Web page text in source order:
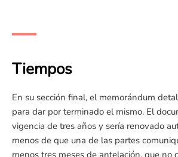
Tiempos
En su sección final, el memorándum
para dar por terminado el mismo. El
vigencia de tres años y sería renovado
menos de que una de las partes